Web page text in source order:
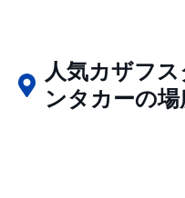
人気カザフ
ンタカーの場